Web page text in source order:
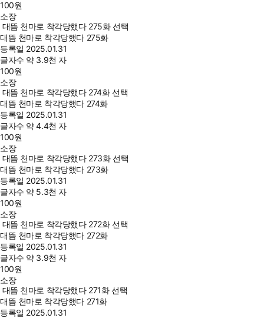
100원
소장
대뜸 천마로 착각당했다 275화 선택
대뜸 천마로 착각당했다 275화
등록일 2025.01.31
글자수 약 3.9천 자
100원
소장
대뜸 천마로 착각당했다 274화 선택
대뜸 천마로 착각당했다 274화
등록일 2025.01.31
글자수 약 4.4천 자
100원
소장
대뜸 천마로 착각당했다 273화 선택
대뜸 천마로 착각당했다 273화
등록일 2025.01.31
글자수 약 5.3천 자
100원
소장
대뜸 천마로 착각당했다 272화 선택
대뜸 천마로 착각당했다 272화
등록일 2025.01.31
글자수 약 3.9천 자
100원
소장
대뜸 천마로 착각당했다 271화 선택
대뜸 천마로 착각당했다 271화
등록일 2025.01.31